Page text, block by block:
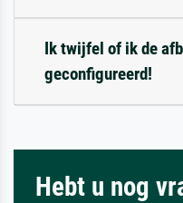
Ik twijfel of ik de
geconfigureerd!
Hebt u nog